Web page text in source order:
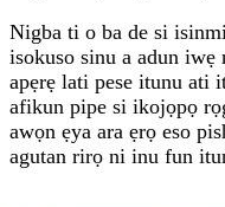
Nigba ti o ba de si
isokuso sinu a adun
apẹrẹ lati pese itunu
afikun pipe si ikojọpọ
awọn ẹya ara ẹrọ eso
agutan rirọ ni inu fun